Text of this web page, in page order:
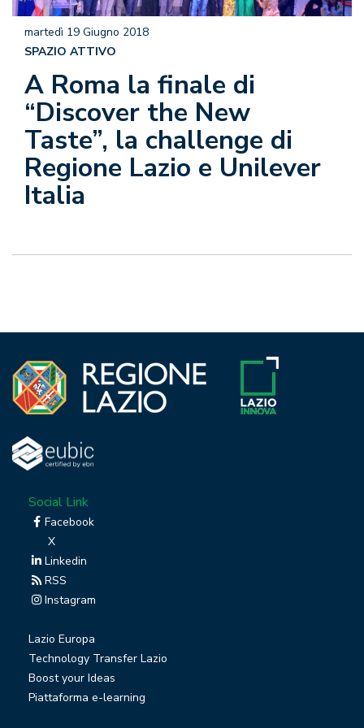
A Roma la finale di
“Discover the New
Taste”, la challenge di
Regione Lazio e Unilever
Italia
martedì 19 Giugno 2018
SPAZIO ATTIVO
Social Link
Facebook
X
Linkedin
RSS
Instagram
Lazio Europa
Technology Transfer Lazio
Boost your Ideas
Piattaforma e-learning